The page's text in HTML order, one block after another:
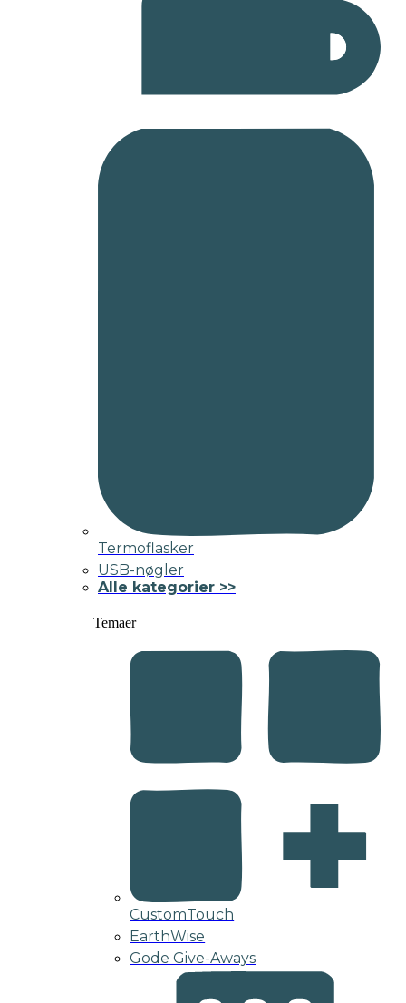
Termoflasker
USB-nøgler
Alle kategorier >>
Temaer
CustomTouch
EarthWise
Gode Give-Aways